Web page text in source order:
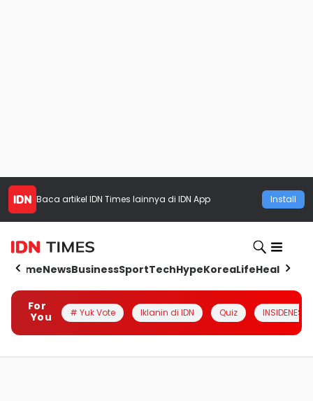
Baca artikel IDN Times lainnya di IDN App Install
HomeNewsBusinessSportTechHypeKoreaLifeHealth
For
You
# Yuk Vote Iklanin di IDN Quiz INSIDENESIA